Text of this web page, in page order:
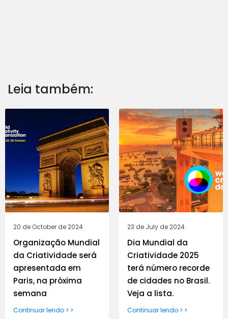
Leia também:
20 de October de 2024
Organização Mundial
da Criatividade será
apresentada em
Paris, na próxima
semana
Continuar lendo > >
23 de July de 2024
Dia Mundial da
Criatividade 2025
terá número recorde
de cidades no Brasil.
Veja a lista.
Continuar lendo > >